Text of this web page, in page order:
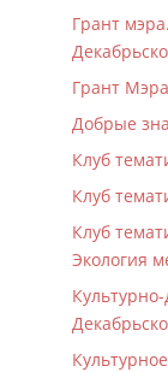
Грант
Грант
Добрые
Клуб
Клуб
Клуб
Экология